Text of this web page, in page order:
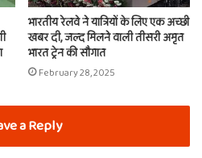
भारतीय रेलवे ने यात्रियों के लिए एक अच्छी
खबर दी, जल्द मिलने वाली तीसरी अमृत
भारत ट्रेन की सौगात
February 28, 2025
a Reply